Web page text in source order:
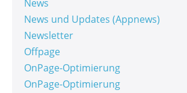
News
News und Updates (Appnews)
Newsletter
Offpage
OnPage-Optimierung
OnPage-Optimierung